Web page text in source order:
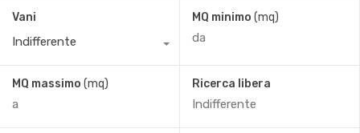
Vani
Indifferente
MQ minimo (mq)
MQ massimo (mq) Ricerca libera